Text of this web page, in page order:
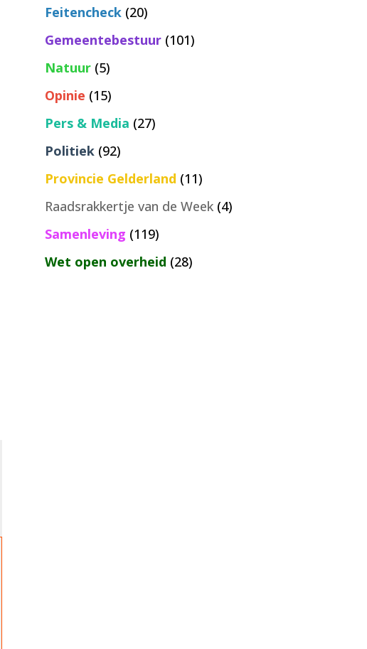
Feitencheck(20)
Gemeentebestuur(101)
Natuur(5)
Opinie (15)
Pers & Media (27)
Politiek(92)
Provincie Gelderland (11)
Raadsrakkertje van de Week(4)
Samenleving (119)
Wet open overheid (28)